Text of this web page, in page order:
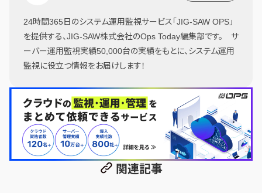
24時間365日のシステム運用監視サービス「JIG-SAW OPS」
を提供する、JIG-SAW株式会社のOps Today編集部です。 サ
ーバー運用監視実績50,000台の実績をもとに、システム運用
監視に役立つ情報をお届けします！
関連記事